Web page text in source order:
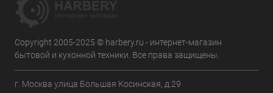
Copyright 2005-2025 © harbery.ru - интернет-магазин
бытовой и кухонной техники. Все права защищены.
г. Москва улица Большая Косинская, д.29